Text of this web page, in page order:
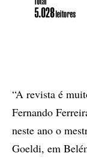
“A revista é
Fernando
neste ano o
Goeldi, em